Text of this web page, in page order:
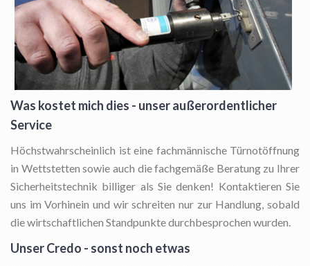
Was kostet mich dies - unser außerordentlicher
Service
Höchstwahrscheinlich ist eine fachmännische Türnotöffnung
in Wettstetten sowie auch die fachgemäße Beratung zu Ihrer
Sicherheitstechnik billiger als Sie denken! Kontaktieren Sie
uns im Vorhinein und wir schreiten nur zur Handlung, sobald
die wirtschaftlichen Standpunkte durchbesprochen wurden.
Unser Credo - sonst noch etwas